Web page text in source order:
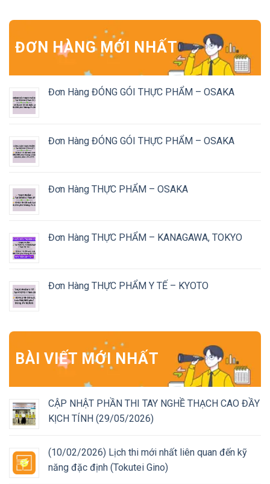
ĐƠN HÀNG MỚI NHẤT
Đơn Hàng ĐÓNG GÓI THỰC PHẨM – OSAKA
Đơn Hàng ĐÓNG GÓI THỰC PHẨM – OSAKA
Đơn Hàng THỰC PHẨM – OSAKA
Đơn Hàng THỰC PHẨM – KANAGAWA, TOKYO
Đơn Hàng THỰC PHẨM Y TẾ – KYOTO
BÀI VIẾT MỚI NHẤT
CẬP NHẬT PHẦN THI TAY NGHỀ THẠCH CAO ĐẦY
KỊCH TÍNH (29/05/2026)
(10/02/2026) Lịch thi mới nhất liên quan đến kỹ
năng đặc định (Tokutei Gino)